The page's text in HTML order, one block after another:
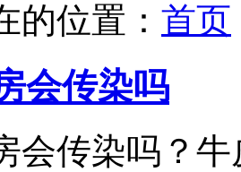
的位置： 首页
会传染吗
会传染吗？